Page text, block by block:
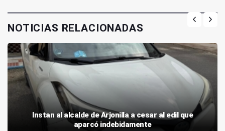
NOTICIAS RELACIONADAS
Instan al alcalde de Arjonilla a cesar al edil que
aparcó indebidamente